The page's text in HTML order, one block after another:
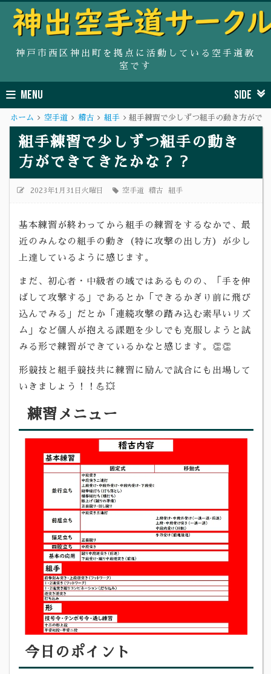
神戸市西区神出町を拠点に活動している空手道教
室です
MENU SIDE
ホーム 空手道 稽古 組手 組手練習で少しずつ組手の動き方がで
組手練習で少しずつ組手の動き
方ができてきたかな？？
2023年1月31日火曜日 空手道 稽古 組手
基本練習が終わってから組手の練習をするなかで、最
近のみんなの組手の動き（特に攻撃の出し方）が少し
上達しているように感じます。
まだ、初心者・中級者の域ではあるものの、「手を伸
ばして攻撃する」であるとか「できるかぎり前に飛び
込んでみる」だとか「連続攻撃の踏み込む素早いリズ
ム」など個人が抱える課題を少しでも克服しようと試
みる形で練習ができているかなと感じます。👏👏
形競技と組手競技共に練習に励んで試合にも出場して
いきましょう！！💪💥
練習メニュー
今日のポイント